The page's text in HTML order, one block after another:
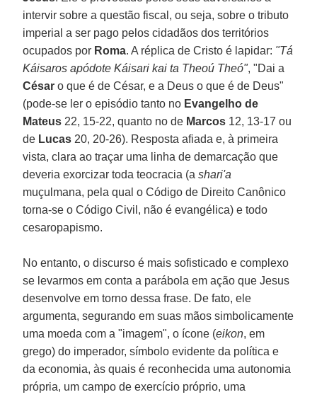
intervir sobre a questão fiscal, ou seja, sobre o tributo
imperial a ser pago pelos cidadãos dos territórios
ocupados por Roma. A réplica de Cristo é lapidar: "Tá
Káisaros apódote Káisari kai ta Theoú Theó", "Dai a
Césaro que é de César, e a Deus o que é de Deus"
(pode-se ler o episódio tanto no Evangelho de
Mateus 22, 15-22, quanto no de Marcos 12, 13-17 ou
de Lucas 20, 20-26). Resposta afiada e, à primeira
vista, clara ao traçar uma linha de demarcação que
deveria exorcizar toda teocracia (ashari'a
muçulmana, pela qual o Código de Direito Canônico
torna-se o Código Civil, não é evangélica) e todo
cesaropapismo.
No entanto, o discurso é mais sofisticado e complexo
se levarmos em conta a parábola em ação que Jesus
desenvolve em torno dessa frase. De fato, ele
argumenta, segurando em suas mãos simbolicamente
uma moeda com a "imagem", o ícone (eikon, em
grego) do imperador, símbolo evidente da política e
da economia, às quais é reconhecida uma autonomia
própria, um campo de exercício próprio, uma